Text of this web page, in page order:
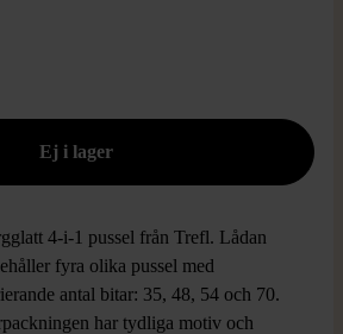
4-i-1 pussel från Trefl. Lådan
fyra olika pussel med
antal bitar: 35, 48, 54 och 70.
har tydliga motiv och